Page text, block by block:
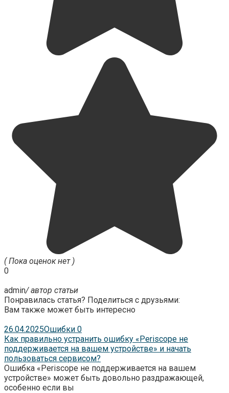
( Пока оценок нет )
0
admin/ автор статьи
Понравилась статья? Поделиться с друзьями:
Вам также может быть интересно
26.04.2025Ошибки 0
Как правильно устранить ошибку «Periscope не
поддерживается на вашем устройстве» и начать
пользоваться сервисом?
Ошибка «Periscope не поддерживается на вашем
устройстве» может быть довольно раздражающей,
особенно если вы